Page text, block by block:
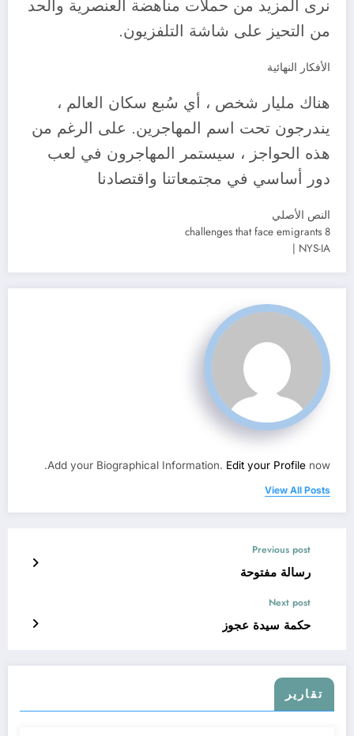
نرى المزيد من حملات مناهضة العنصرية والحد
من التحيز على شاشة التلفزيون.
الأفكار النهائية
هناك مليار شخص ، أي سُبع سكان العالم ،
يندرجون تحت اسم المهاجرين. على الرغم من
هذه الحواجز ، سيستمر المهاجرون في لعب
دور أساسي في مجتمعاتنا واقتصادنا
النص الأصلي
8 challenges that face emigrants
NYS-IA |
Add your Biographical Information. Edit your Profile now.
View All Posts
Previous post
رسالة مفتوحة
Next post
حكمة سيدة عجوز
تقارير